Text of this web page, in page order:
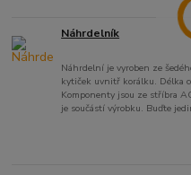
Náhrdelník
Náhrdelní je vyroben ze
kytiček uvnitř korálku. Délka
Komponenty jsou ze stříbra
je součástí výrobku. Buďte